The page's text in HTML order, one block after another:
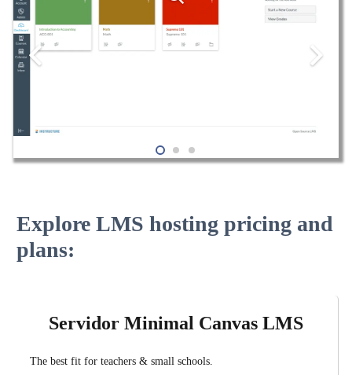
Explore LMS hosting pricing and
plans:
Servidor Minimal Canvas LMS
The best fit for teachers & small schools.